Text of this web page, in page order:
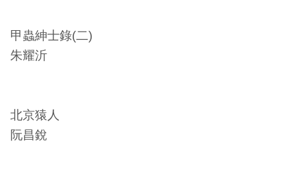
甲蟲紳士錄(二)
朱耀沂
北京猿人
阮昌銳